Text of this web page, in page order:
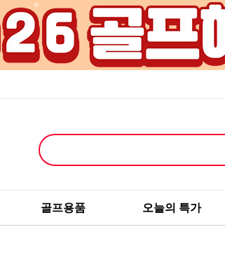
골프용품 오늘의 특가